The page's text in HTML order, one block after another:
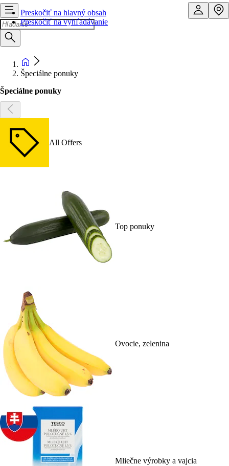
Preskočiť na hlavný obsah
Preskočiť na vyhľadávanie
Špeciálne ponuky
Špeciálne ponuky
All Offers
Top ponuky
Ovocie, zelenina
Mliečne výrobky a vajcia